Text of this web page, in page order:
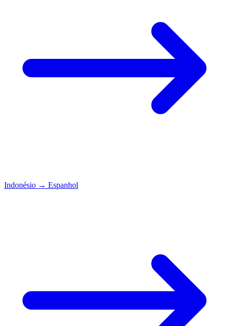
Indonésio → Espanhol